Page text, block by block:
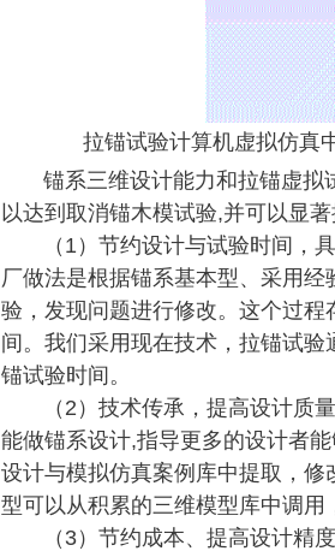
拉锚试验计算机虚拟仿真
锚系三维设计能力和拉锚虚拟
以达到取消锚木模试验,并可以显
（1）节约设计与试验时间，具
厂做法是根据锚系基本型、采用
验，发现问题进行修改。这个过
间。我们采用现在技术，拉锚试
锚试验时间。
（2）技术传承，提高设计质量
能做锚系设计,指导更多的设计者
设计与模拟仿真案例库中提取，
型可以从积累的三维模型库中调用
（3）节约成本、提高设计精度